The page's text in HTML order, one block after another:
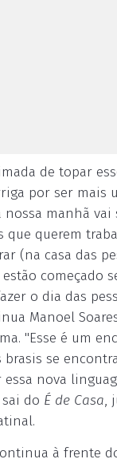
de topar
por ser mais
nossa manhã vai
que querem
(na casa das
começado
o dia das
Manoel
"Esse é um
brasis se
nova
do É de Casa,
à frente